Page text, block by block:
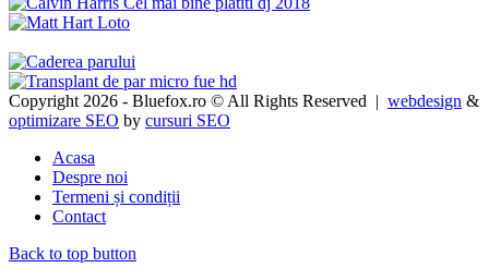
Copyright 2026 - Bluefox.ro © All Rights Reserved | webdesign &
optimizare SEO by cursuri SEO
Acasa
Despre noi
Termeni și condiții
Contact
Back to top button